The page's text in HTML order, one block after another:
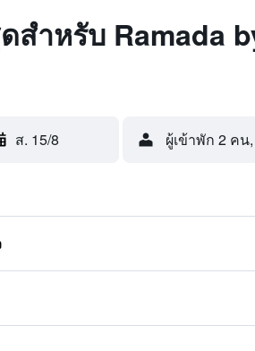
สำหรับ Ramada
ส. 15/8 ผู้เข้าพัก 2 คน,